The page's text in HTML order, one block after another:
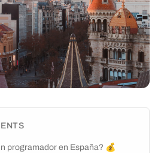
programador en España? 💰